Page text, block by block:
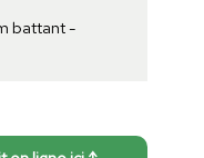
battant -